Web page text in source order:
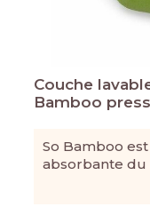
Couche
Bamboo
So Bamboo
absorbante du